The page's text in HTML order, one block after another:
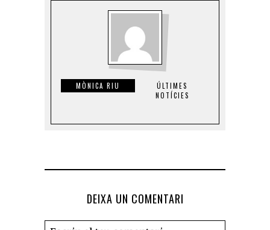
MÒNICA RIU
ÚLTIMES
NOTÍCIES
DEIXA UN COMENTARI